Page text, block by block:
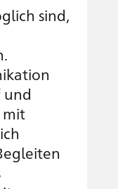
sind,
und
mit